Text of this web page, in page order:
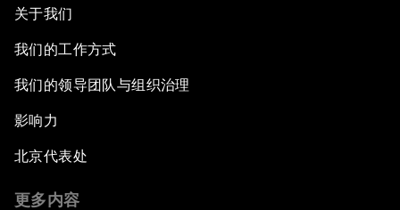
关于我们
我们的工作方式
我们的领导团队与组织治理
影响力
北京代表处
更多内容